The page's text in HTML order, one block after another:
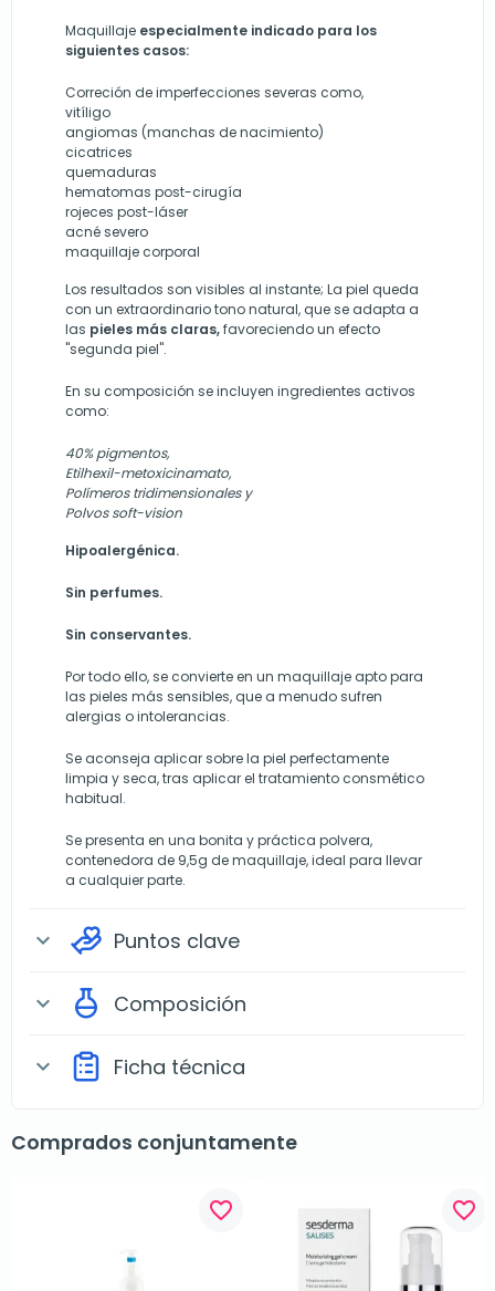
Maquillaje especialmente indicado para los
siguientes casos:
Correción de imperfecciones severas como,
vitíligo
angiomas (manchas de nacimiento)
cicatrices
quemaduras
hematomas post-cirugía
rojeces post-láser
acné severo
maquillaje corporal
Los resultados son visibles al instante; La piel queda
con un extraordinario tono natural, que se adapta a
las pieles más claras,favoreciendo un efecto
"segunda piel".
En su composición se incluyen ingredientes activos
como:
40% pigmentos,
Etilhexil-metoxicinamato,
Polímeros tridimensionales y
Polvos soft-vision
Hipoalergénica.
Sin perfumes.
Sin conservantes.
Por todo ello, se convierte en un maquillaje apto para
las pieles más sensibles, que a menudo sufren
alergias o intolerancias.
Se aconseja aplicar sobre la piel perfectamente
limpia y seca, tras aplicar el tratamiento consmético
habitual.
Se presenta en una bonita y práctica polvera,
contenedora de 9,5g de maquillaje, ideal para llevar
a cualquier parte.
expand_more Puntos clave
expand_more Composición
expand_more Ficha técnica
Comprados conjuntamente
favorite_border favorite_border